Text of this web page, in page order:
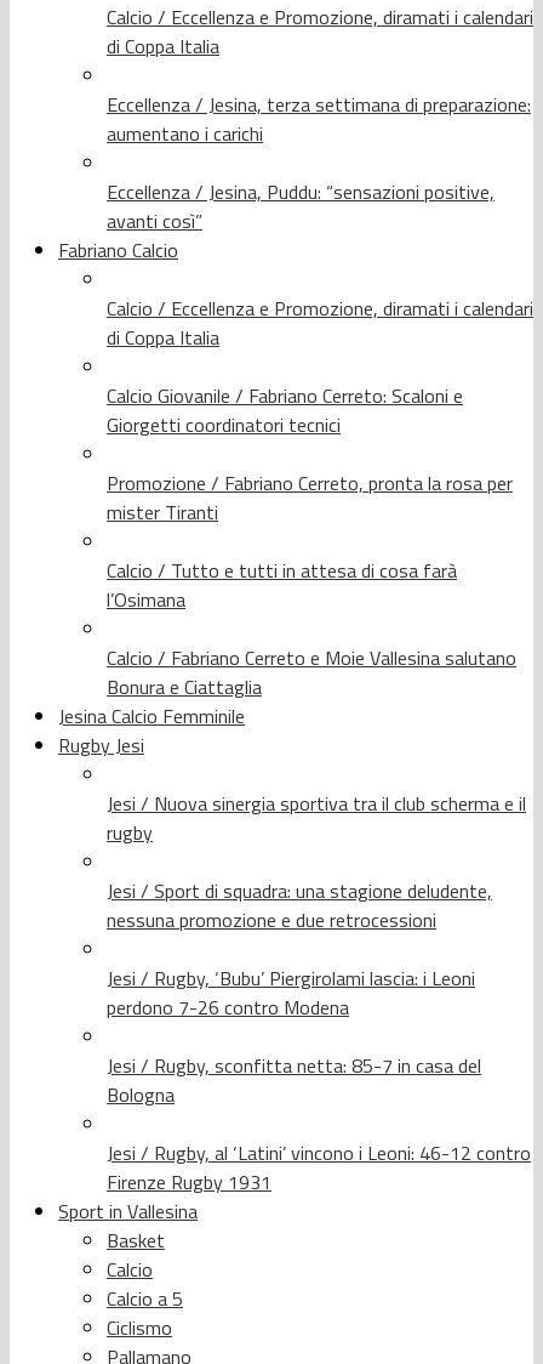
Calcio / Eccellenza e Promozione, diramati i calendari
di Coppa Italia
Eccellenza / Jesina, terza settimana di preparazione:
aumentano i carichi
Eccellenza / Jesina, Puddu: “sensazioni positive,
avanti così”
Fabriano Calcio
Calcio / Eccellenza e Promozione, diramati i calendari
di Coppa Italia
Calcio Giovanile / Fabriano Cerreto: Scaloni e
Giorgetti coordinatori tecnici
Promozione / Fabriano Cerreto, pronta la rosa per
mister Tiranti
Calcio / Tutto e tutti in attesa di cosa farà
l’Osimana
Calcio / Fabriano Cerreto e Moie Vallesina salutano
Bonura e Ciattaglia
Jesina Calcio Femminile
Rugby Jesi
Jesi / Nuova sinergia sportiva tra il club scherma e il
rugby
Jesi / Sport di squadra: una stagione deludente,
nessuna promozione e due retrocessioni
Jesi / Rugby, ‘Bubu’ Piergirolami lascia: i Leoni
perdono 7-26 contro Modena
Jesi / Rugby, sconfitta netta: 85-7 in casa del
Bologna
Jesi / Rugby, al ‘Latini’ vincono i Leoni: 46-12 contro
Firenze Rugby 1931
Sport in Vallesina
Basket
Calcio
Calcio a 5
Ciclismo
Pallamano